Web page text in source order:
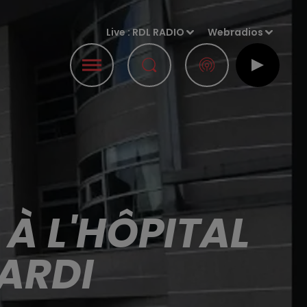
Live :RDL RADIO Webradios
L'HÔPITAL